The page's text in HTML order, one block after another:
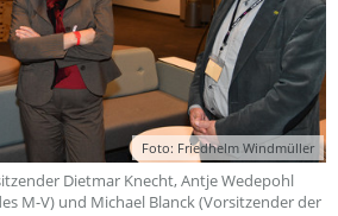
Foto: Friedhelm Windmüller
Dietmar Knecht, Antje Wedepohl
M-V) und Michael Blanck (Vorsitzender der